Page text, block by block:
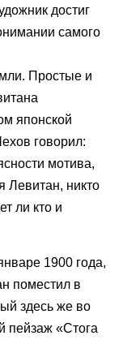
достиг
самого
Простые и
японской
говорил:
мотива,
Левитан, никто
ли кто и
1900 года,
поместил в
здесь же во
пейзаж «Стога